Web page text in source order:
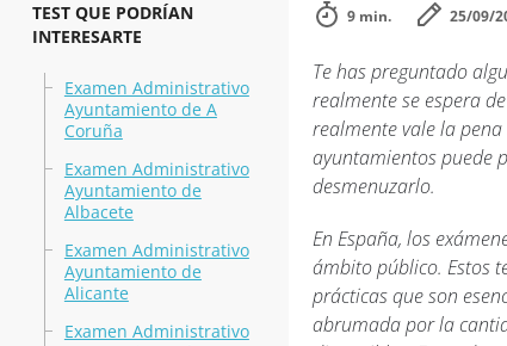
TEST QUE PODRÍAN
INTERESARTE
Examen Administrativo
Ayuntamiento de A
Coruña
Examen Administrativo
Ayuntamiento de
Albacete
Examen Administrativo
Ayuntamiento de
Alicante
Examen Administrativo
9 min. 25/09/
Te has preguntado
realmente se espera
realmente vale la
ayuntamientos puede
desmenuzarlo.
En España, los
ámbito público. Estos
prácticas que son
abrumada por la